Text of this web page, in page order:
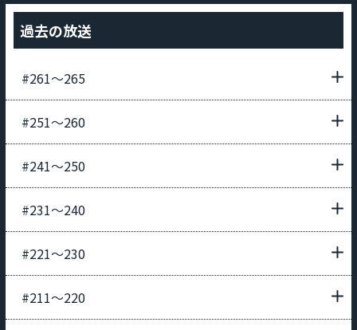
過去の放送
#261〜265
#251〜260
#241〜250
#231〜240
#221〜230
#211〜220